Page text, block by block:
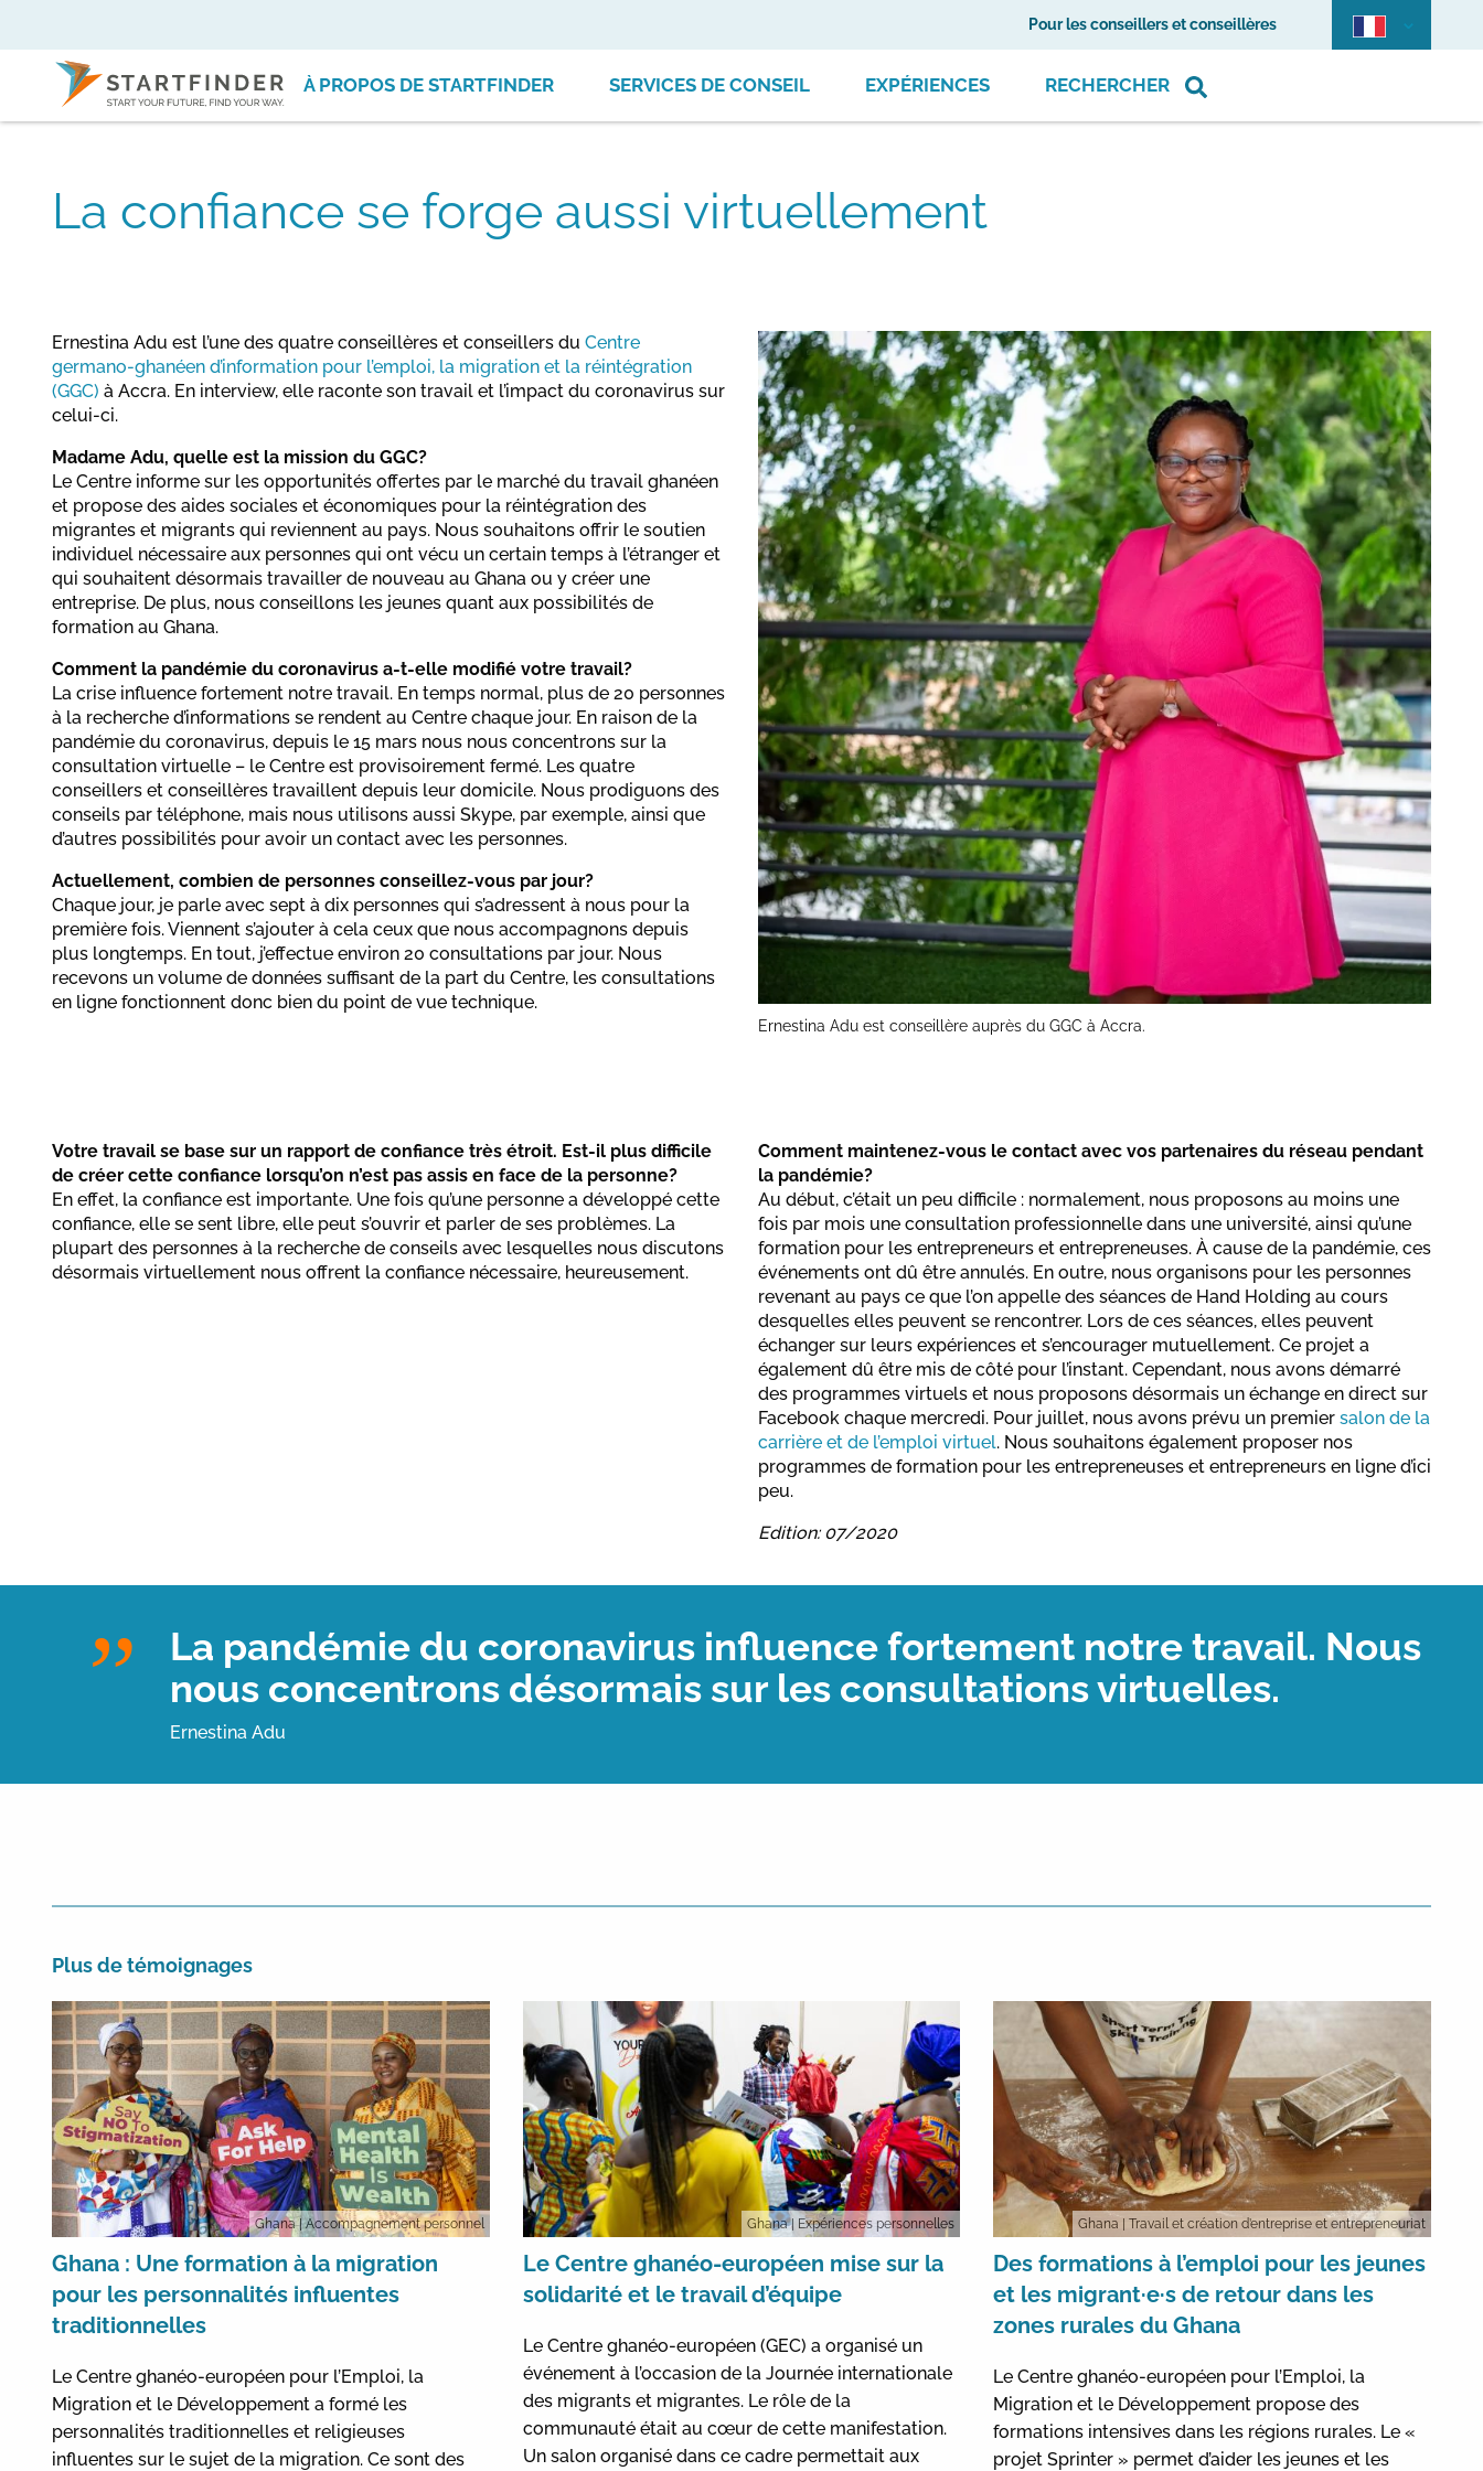
Pour les conseillers et conseillères
À PROPOS DE STARTFINDER SERVICES DE CONSEIL EXPÉRIENCES RECHERCHER
La confiance se forge aussi virtuellement
Ernestina Adu est conseillère auprès du GGC à Accra.
Ernestina Adu est l’une des quatre conseillères et conseillers du Centre
germano-ghanéen d’information pour l’emploi, la migration et la réintégration
(GGC) à Accra. En interview, elle raconte son travail et l’impact du coronavirus sur
celui-ci.
Madame Adu, quelle est la mission du GGC?
Le Centre informe sur les opportunités offertes par le marché du travail ghanéen
et propose des aides sociales et économiques pour la réintégration des
migrantes et migrants qui reviennent au pays. Nous souhaitons offrir le soutien
individuel nécessaire aux personnes qui ont vécu un certain temps à l’étranger et
qui souhaitent désormais travailler de nouveau au Ghana ou y créer une
entreprise. De plus, nous conseillons les jeunes quant aux possibilités de
formation au Ghana.
Comment la pandémie du coronavirus a-t-elle modifié votre travail?
La crise influence fortement notre travail. En temps normal, plus de 20 personnes
à la recherche d’informations se rendent au Centre chaque jour. En raison de la
pandémie du coronavirus, depuis le 15 mars nous nous concentrons sur la
consultation virtuelle – le Centre est provisoirement fermé. Les quatre
conseillers et conseillères travaillent depuis leur domicile. Nous prodiguons des
conseils par téléphone, mais nous utilisons aussi Skype, par exemple, ainsi que
d’autres possibilités pour avoir un contact avec les personnes.
Actuellement, combien de personnes conseillez-vous par jour?
Chaque jour, je parle avec sept à dix personnes qui s’adressent à nous pour la
première fois. Viennent s’ajouter à cela ceux que nous accompagnons depuis
plus longtemps. En tout, j’effectue environ 20 consultations par jour. Nous
recevons un volume de données suffisant de la part du Centre, les consultations
en ligne fonctionnent donc bien du point de vue technique.
Votre travail se base sur un rapport de confiance très étroit. Est-il plus difficile
de créer cette confiance lorsqu’on n’est pas assis en face de la personne?
En effet, la confiance est importante. Une fois qu’une personne a développé cette
confiance, elle se sent libre, elle peut s’ouvrir et parler de ses problèmes. La
plupart des personnes à la recherche de conseils avec lesquelles nous discutons
désormais virtuellement nous offrent la confiance nécessaire, heureusement.
Comment maintenez-vous le contact avec vos partenaires du réseau pendant
la pandémie?
Au début, c’était un peu difficile : normalement, nous proposons au moins une
fois par mois une consultation professionnelle dans une université, ainsi qu’une
formation pour les entrepreneurs et entrepreneuses. À cause de la pandémie, ces
événements ont dû être annulés. En outre, nous organisons pour les personnes
revenant au pays ce que l’on appelle des séances de Hand Holding au cours
desquelles elles peuvent se rencontrer. Lors de ces séances, elles peuvent
échanger sur leurs expériences et s’encourager mutuellement. Ce projet a
également dû être mis de côté pour l’instant. Cependant, nous avons démarré
des programmes virtuels et nous proposons désormais un échange en direct sur
Facebook chaque mercredi. Pour juillet, nous avons prévu un premier salon de la
carrière et de l’emploi virtuel. Nous souhaitons également proposer nos
programmes de formation pour les entrepreneuses et entrepreneurs en ligne d’ici
peu.
Edition: 07/2020
La pandémie du coronavirus influence fortement notre travail. Nous
nous concentrons désormais sur les consultations virtuelles.
Ernestina Adu
Plus de témoignages
Ghana| Accompagnement personnel
Ghana : Une formation à la migration
pour les personnalités influentes
traditionnelles
Le Centre ghanéo-européen pour l’Emploi, la
Migration et le Développement a formé les
personnalités traditionnelles et religieuses
influentes sur le sujet de la migration. Ce sont des
Ghana| Expériences personnelles
Le Centre ghanéo-européen mise sur la
solidarité et le travail d’équipe
Le Centre ghanéo-européen (GEC) a organisé un
événement à l’occasion de la Journée internationale
des migrants et migrantes. Le rôle de la
communauté était au cœur de cette manifestation.
Un salon organisé dans ce cadre permettait aux
Ghana | Travail et création d’entreprise et entrepreneuriat
Des formations à l’emploi pour les jeunes
et les migrant·e·s de retour dans les
zones rurales du Ghana
Le Centre ghanéo-européen pour l’Emploi, la
Migration et le Développement propose des
formations intensives dans les régions rurales. Le «
projet Sprinter » permet d’aider les jeunes et les